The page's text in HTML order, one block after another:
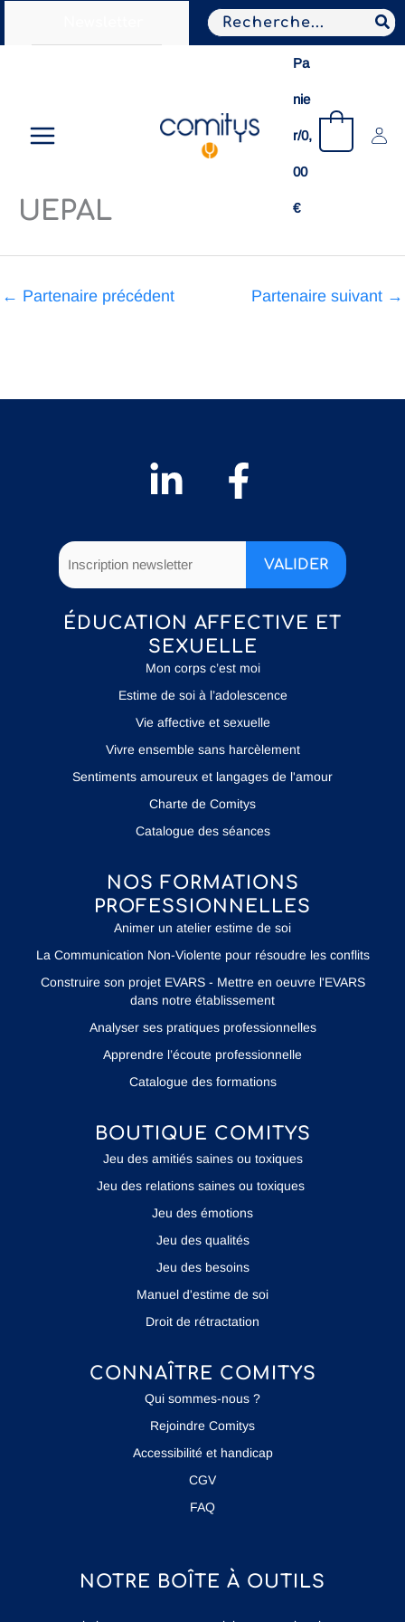
contenu
Search
for:
Pa
nie
r/0,
00
€
UEPAL
← Partenaire précédent Partenaire suivant →
ÉDUCATION AFFECTIVE ET
SEXUELLE
Mon corps c’est moi
Estime de soi à l’adolescence
Vie affective et sexuelle
Vivre ensemble sans harcèlement
Sentiments amoureux et langages de l'amour
Charte de Comitys
Catalogue des séances
NOS FORMATIONS
PROFESSIONNELLES
Animer un atelier estime de soi
La Communication Non-Violente pour résoudre les conflits
Construire son projet EVARS - Mettre en oeuvre l'EVARS
dans notre établissement
Analyser ses pratiques professionnelles
Apprendre l’écoute professionnelle
Catalogue des formations
BOUTIQUE COMITYS
Jeu des amitiés saines ou toxiques
Jeu des relations saines ou toxiques
Jeu des émotions
Jeu des qualités
Jeu des besoins
Manuel d'estime de soi
Droit de rétractation
CONNAÎTRE COMITYS
Qui sommes-nous ?
Rejoindre Comitys
Accessibilité et handicap
CGV
FAQ
NOTRE BOÎTE À OUTILS